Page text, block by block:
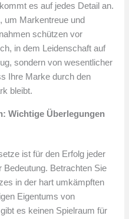
es auf jedes Detail an.
um Markentreue und
schützen vor
in dem Leidenschaft auf
sondern von wesentlicher
Ihre Marke durch den
bleibt.
Wichtige Überlegungen
ist für den Erfolg jeder
Betrachten Sie
in der hart umkämpften
Eigentums von
es keinen Spielraum für